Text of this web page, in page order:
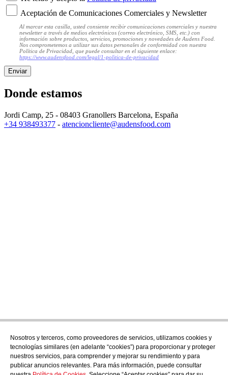
Nosotros y terceros, como proveedores de servicios, utilizamos cookies y
tecnologías similares (en adelante “cookies”) para proporcionar y proteger
nuestros servicios, para comprender y mejorar su rendimiento y para
publicar anuncios relevantes. Para más información, puede consultar
Aceptación de Comunicaciones Comerciales y Newsletter
Al marcar esta casilla, usted consiente recibir comunicaciones comerciales y nuestra
newsletter a través de medios electrónicos (correo electrónico, SMS, etc.) con
información sobre productos, servicios, promociones y novedades de Audens Food.
Nos comprometemos a utilizar sus datos personales de conformidad con nuestra
Política de Privacidad, que puede consultar en el siguiente enlace:
https://www.audensfood.com/legal/1-politica-de-privacidad
Enviar
Donde estamos
Jordi Camp, 25 - 08403 Granollers Barcelona, España
+34 938493377 - atencioncliente@audensfood.com
Suscríbete
Descubre todo lo que se cuece en AudensFood.